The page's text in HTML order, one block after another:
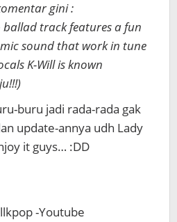
gini :
ballad track features a fun
sound that work in tune
K-Will is known
buru jadi rada-rada gak
update-annya udh Lady
it guys… :DD
-Youtube